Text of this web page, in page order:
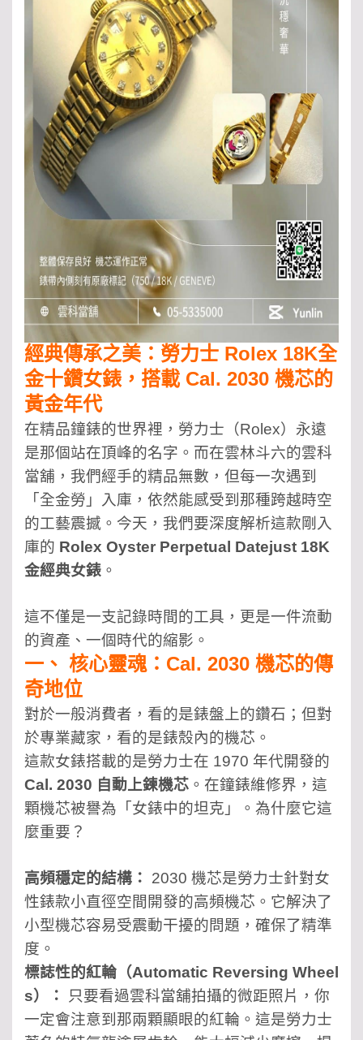
經典傳承之美：勞力士 Rolex 18K全
金十鑽女錶，搭載 Cal. 2030 機芯的
黃金年代
在精品鐘錶的世界裡，勞力士（Rolex）永遠
是那個站在頂峰的名字。而在雲林斗六的雲科
當舖，我們經手的精品無數，但每一次遇到
「全金勞」入庫，依然能感受到那種跨越時空
的工藝震撼。今天，我們要深度解析這款剛入
庫的 Rolex Oyster Perpetual Datejust 18K
金經典女錶 。
這不僅是一支記錄時間的工具，更是一件流動
的資產、一個時代的縮影。
一、 核心靈魂：Cal. 2030 機芯的傳
奇地位
對於一般消費者，看的是錶盤上的鑽石；但對
於專業藏家，看的是錶殼內的機芯。
這款女錶搭載的是勞力士在 1970 年代開發的
Cal. 2030 自動上鍊機芯 。在鐘錶維修界，這
顆機芯被譽為「女錶中的坦克」。為什麼它這
麼重要？
高頻穩定的結構：
2030 機芯是勞力士針對女
性錶款小直徑空間開發的高頻機芯。它解決了
小型機芯容易受震動干擾的問題，確保了精準
度。
標誌性的紅輪（Automatic Reversing Wheel
s）：
只要看過雲科當舖拍攝的微距照片，你
一定會注意到那兩顆顯眼的紅輪。這是勞力士